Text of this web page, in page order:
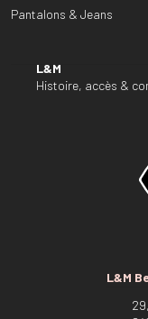
Pantalons & Jeans
L&M
Histoire, accès &
L&M